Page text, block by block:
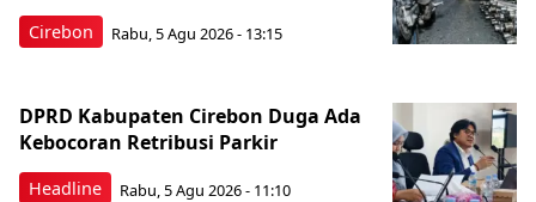
Cirebon Rabu, 5 Agu 2026 - 13:15
Headline
DPRD Kabupaten Cirebon Duga Ada
Kebocoran Retribusi Parkir
Rabu, 5 Agu 2026 - 11:10